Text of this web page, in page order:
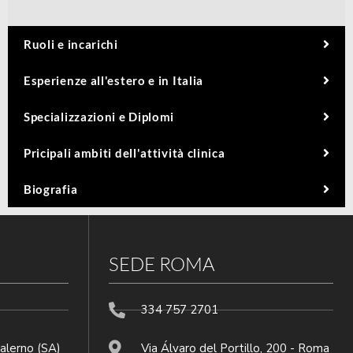
Ruoli e incarichi
Esperienze all'estero e in Italia
Specializzazioni e Diplomi
Pricipali ambiti dell'attività clinica
Biografia
(SA)
SEDE ROMA
334 757 2701
Via Álvaro del Portillo, 200 - Roma